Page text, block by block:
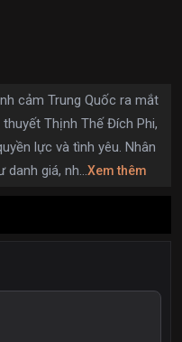
cảm Trung Quốc ra mắt
Thịnh Thế Đích Phi,
lực và tình yêu. Nhân
danh giá, nh...Xem thêm